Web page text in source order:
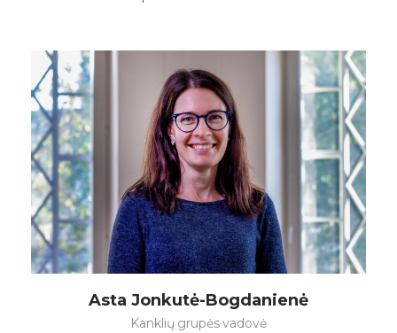
Asta Jonkutė-Bogdanienė
Kanklių grupės vadovė